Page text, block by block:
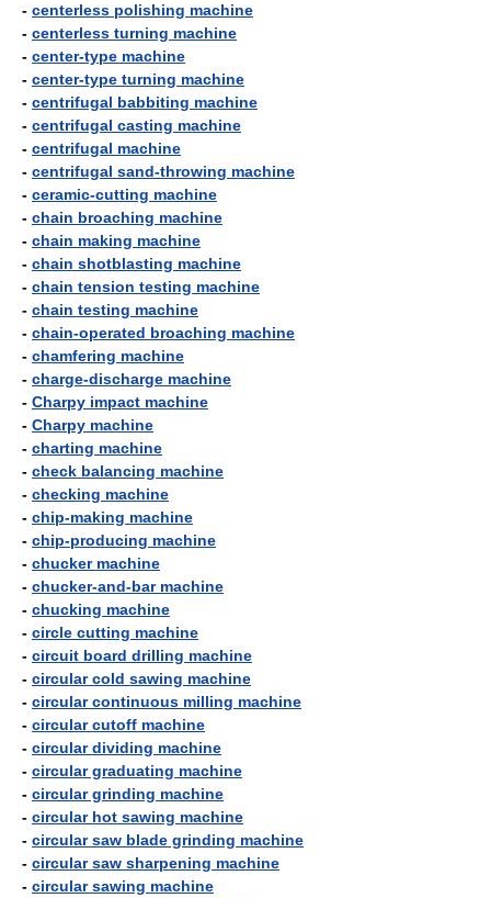
- centerless polishing machine
- centerless turning machine
- center-type machine
- center-type turning machine
- centrifugal babbiting machine
- centrifugal casting machine
- centrifugal machine
- centrifugal sand-throwing machine
- ceramic-cutting machine
- chain broaching machine
- chain making machine
- chain shotblasting machine
- chain tension testing machine
- chain testing machine
- chain-operated broaching machine
- chamfering machine
- charge-discharge machine
- Charpy impact machine
- Charpy machine
- charting machine
- check balancing machine
- checking machine
- chip-making machine
- chip-producing machine
- chucker machine
- chucker-and-bar machine
- chucking machine
- circle cutting machine
- circuit board drilling machine
- circular cold sawing machine
- circular continuous milling machine
- circular cutoff machine
- circular dividing machine
- circular graduating machine
- circular grinding machine
- circular hot sawing machine
- circular saw blade grinding machine
- circular saw sharpening machine
- circular sawing machine